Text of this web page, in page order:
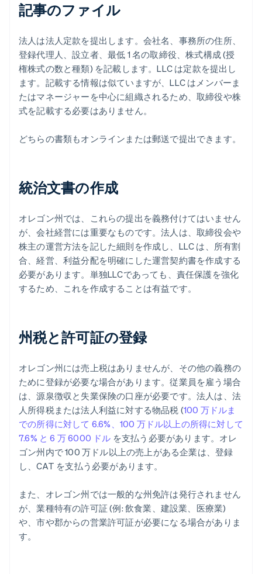
記事のファイル
法人は法人定款を提出します。会社名、事務所の住所、
登録代理人、設立者、最低 1 名の取締役、株式構成 (授
権株式の数と種類) を記載します。LLC は定款を提出し
ます。記載する情報は似ていますが、LLC はメンバーま
たはマネージャーを中心に組織されるため、取締役や株
式を記載する必要はありません。
どちらの書類もオンラインまたは郵送で提出できます。
統治文書の作成
オレゴン州では、これらの提出を義務付けてはいません
が、会社経営には重要なものです。法人は、取締役会や
株主の運営方法を記した細則を作成し、LLC は、所有割
合、経営、利益分配を明確にした運営契約書を作成する
必要があります。単独LLCであっても、責任保護を強化
するため、これを作成することは有益です。
州税と許可証の登録
オレゴン州には売上税はありませんが、その他の義務の
ために登録が必要な場合があります。従業員を雇う場合
は、源泉徴収と失業保険の口座が必要です。法人は、法
人所得税または法人利益に対する物品税 (100 万ドルま
での所得に対して 6.6%、100 万ドル以上の所得に対して
7.6% と 6 万 6000 ドル を支払う必要があります。オレ
ゴン州内で 100 万ドル以上の売上がある企業は、登録
し、CAT を支払う必要があります。
また、オレゴン州では一般的な州免許は発行されません
が、業種特有の許可証 (例: 飲食業、建設業、医療業)
や、市や郡からの営業許可証が必要になる場合がありま
す。